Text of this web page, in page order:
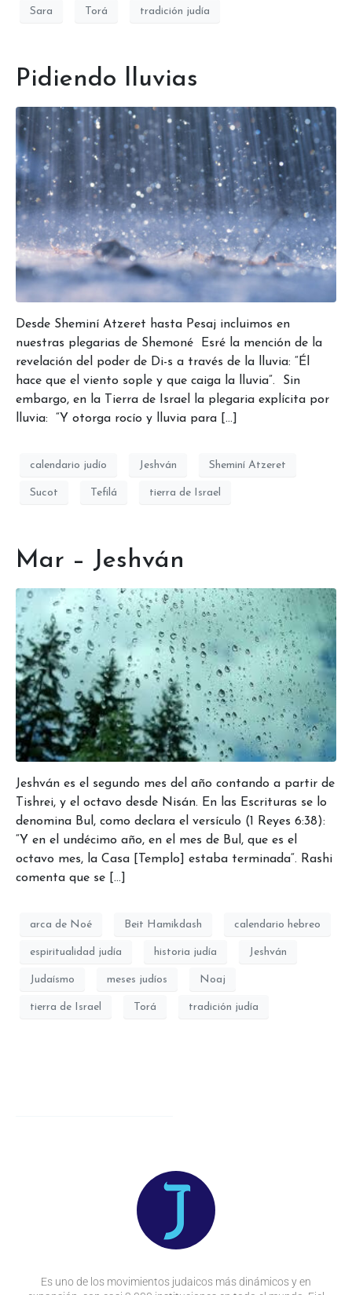
Sara Torá tradición judía
Pidiendo lluvias
Desde Sheminí Atzeret hasta Pesaj incluimos en
nuestras plegarias de Shemoné Esré la mención de la
revelación del poder de Di-s a través de la lluvia: “Él
hace que el viento sople y que caiga la lluvia”. Sin
embargo, en la Tierra de Israel la plegaria explícita por
lluvia: “Y otorga rocío y lluvia para […]
calendario judío Jeshván Sheminí Atzeret
Sucot Tefilá tierra de Israel
Mar – Jeshván
Jeshván es el segundo mes del año contando a partir de
Tishrei, y el octavo desde Nisán. En las Escrituras se lo
denomina Bul, como declara el versículo (1 Reyes 6:38):
“Y en el undécimo año, en el mes de Bul, que es el
octavo mes, la Casa [Templo] estaba terminada“. Rashi
comenta que se […]
arca de Noé Beit Hamikdash calendario hebreo
espiritualidad judía historia judía Jeshván
Judaísmo meses judíos Noaj
tierra de Israel Torá tradición judía
Es uno de los movimientos judaicos más dinámicos y en